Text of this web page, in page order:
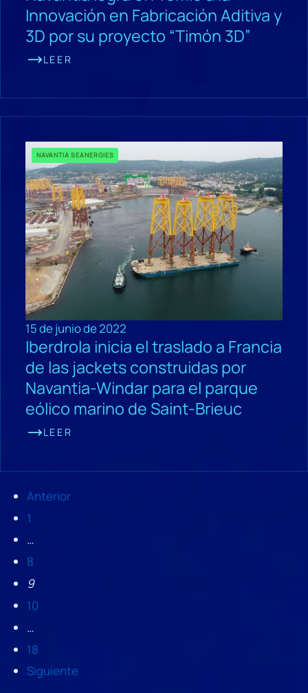
Innovación en Fabricación Aditiva y
3D por su proyecto “Timón 3D”
LEER
NAVANTIA SEANERGIES
15 de junio de 2022
Iberdrola inicia el traslado a Francia
de las jackets construidas por
Navantia-Windar para el parque
eólico marino de Saint-Brieuc
LEER
Anterior
1
…
8
9
10
…
18
Siguiente